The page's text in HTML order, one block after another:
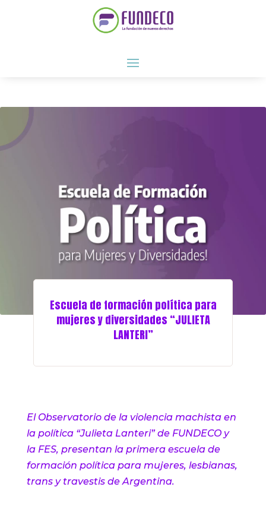
Escuela de formación política para
mujeres y diversidades “JULIETA
LANTERI”
El Observatorio de la violencia machista en
la política “Julieta Lanteri” de FUNDECO y
la FES, presentan la primera escuela de
formación política para mujeres, lesbianas,
trans y travestis de Argentina.